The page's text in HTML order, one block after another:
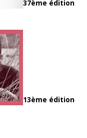
37ème édition
13ème édition